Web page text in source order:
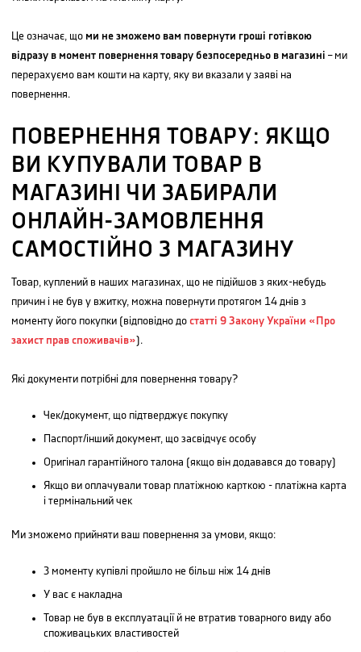
Це означає, що ми не зможемо вам повернути гроші готівкою
відразу в момент повернення товару безпосередньо в магазині – ми
перерахуємо вам кошти на карту, яку ви вказали у заяві на
повернення.
ПОВЕРНЕННЯ ТОВАРУ: ЯКЩО
ВИ КУПУВАЛИ ТОВАР В
МАГАЗИНІ ЧИ ЗАБИРАЛИ
ОНЛАЙН-ЗАМОВЛЕННЯ
САМОСТІЙНО З МАГАЗИНУ
Товар, куплений в наших магазинах, що не підійшов з яких-небудь
причин і не був у вжитку, можна повернути протягом 14 днів з
моменту його покупки (відповідно до статті 9 Закону України «Про
захист прав споживачів»).
Які документи потрібні для повернення товару?
Чек/документ, що підтверджує покупку
Паспорт/інший документ, що засвідчує особу
Оригінал гарантійного талона (якщо він додавався до товару)
Якщо ви оплачували товар платіжною карткою - платіжна карта
і термінальний чек
Ми зможемо прийняти ваш повернення за умови, якщо:
З моменту купівлі пройшло не більш ніж 14 днів
У вас є накладна
Товар не був в експлуатації й не втратив товарного виду або
споживацьких властивостей